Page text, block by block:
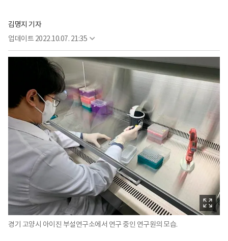
김명지 기자
업데이트 2022.10.07. 21:35
경기 고양시 아이진 부설연구소에서 연구 중인 연구원의 모습.